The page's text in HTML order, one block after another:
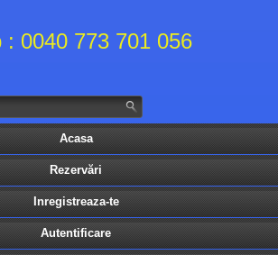
: 0040 773 701 056
Acasa
Rezervări
Inregistreaza-te
Autentificare